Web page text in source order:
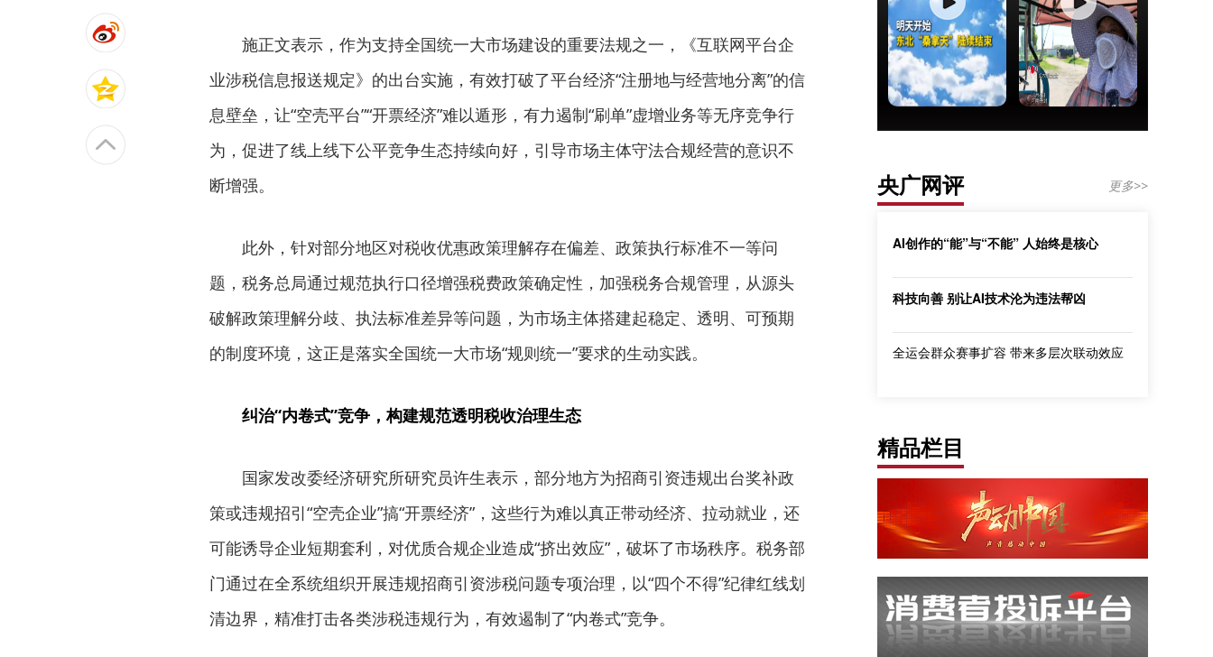
施正文表示，作为支持全国统一大市场建设的重要法规之一，《互联网平台企
业涉税信息报送规定》的出台实施，有效打破了平台经济“注册地与经营地分离”的信
息壁垒，让“空壳平台”“开票经济”难以遁形，有力遏制“刷单”虚增业务等无序竞争行
为，促进了线上线下公平竞争生态持续向好，引导市场主体守法合规经营的意识不
断增强。
此外，针对部分地区对税收优惠政策理解存在偏差、政策执行标准不一等问
题，税务总局通过规范执行口径增强税费政策确定性，加强税务合规管理，从源头
破解政策理解分歧、执法标准差异等问题，为市场主体搭建起稳定、透明、可预期
的制度环境，这正是落实全国统一大市场“规则统一”要求的生动实践。
纠治“内卷式”竞争，构建规范透明税收治理生态
国家发改委经济研究所研究员许生表示，部分地方为招商引资违规出台奖补政
策或违规招引“空壳企业”搞“开票经济”，这些行为难以真正带动经济、拉动就业，还
可能诱导企业短期套利，对优质合规企业造成“挤出效应”，破坏了市场秩序。税务部
门通过在全系统组织开展违规招商引资涉税问题专项治理，以“四个不得”纪律红线划
清边界，精准打击各类涉税违规行为，有效遏制了“内卷式”竞争。
央广网评 更多>>
AI创作的“能”与“不能” 人始终是核心
科技向善 别让AI技术沦为违法帮凶
全运会群众赛事扩容 带来多层次联动效应
精品栏目